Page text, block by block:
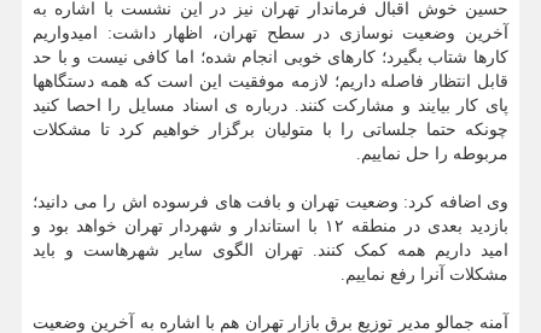
حسین خوش اقبال فرماندار تهران نیز در این نشست با اشاره به
آخرین وضعیت نوسازی در سطح تهران، اظهار داشت: امیدواریم
کارها شتاب بگیرد؛ کارهای خوبی انجام شده؛ اما کافی نیست و با حد
قابل انتظار فاصله داریم؛ لازمه موفقیت این است که همه دستگاهها
پای کار بیایند و مشارکت کنند. درباره ی اسناد مسایل را احصا کنید
چونکه حتما جلساتی را با متولیان برگزار خواهیم کرد تا مشکلات
مربوطه را حل نماییم.
وی اضافه کرد: وضعیت تهران و بافت های فرسوده اش را می دانید؛
بازدید بعدی در منطقه ۱۲ با استاندار و شهردار تهران خواهد بود و
امید داریم همه کمک کنند. تهران الگوی سایر شهرهاست و باید
مشکلات آنرا رفع نماییم.
آمنه جمالو مدیر توزیع برق بازار تهران هم با اشاره به آخرین وضعیت